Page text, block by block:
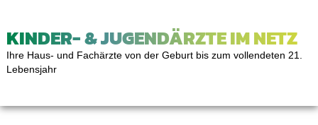
KINDER- & JUGENDÄRZTE IM NETZ
Ihre Haus- und Fachärzte von der Geburt bis zum vollendeten 21.
Lebensjahr